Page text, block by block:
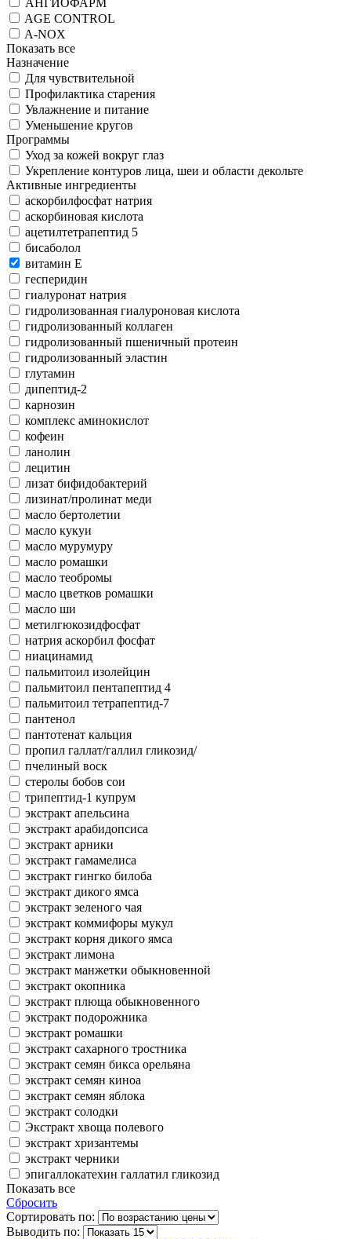
AGE CONTROL
A-NOX
Показать все
Назначение
Для чувствительной
Профилактика старения
Увлажнение и питание
Уменьшение кругов
Программы
Уход за кожей вокруг глаз
Укрепление контуров лица, шеи и области декольте
Активные ингредиенты
аскорбилфосфат натрия
аскорбиновая кислота
ацетилтетрапептид 5
бисаболол
витамин Е
гесперидин
гиалуронат натрия
гидролизованная гиалуроновая кислота
гидролизованный коллаген
гидролизованный пшеничный протеин
гидролизованный эластин
глутамин
дипептид-2
карнозин
комплекс аминокислот
кофеин
ланолин
лецитин
лизат бифидобактерий
лизинат/пролинат меди
масло бертолетии
масло кукуи
масло мурумуру
масло ромашки
масло теобромы
масло цветков ромашки
масло ши
метилгюкозидфосфат
натрия аскорбил фосфат
ниацинамид
пальмитоил изолейцин
пальмитоил пентапептид 4
пальмитоил тетрапептид-7
пантенол
пантотенат кальция
пропил галлат/галлил гликозид/
пчелиный воск
стеролы бобов сои
трипептид-1 купрум
экстракт апельсина
экстракт арабидопсиса
экстракт арники
экстракт гамамелиса
экстракт гингко билоба
экстракт дикого ямса
экстракт зеленого чая
экстракт коммифоры мукул
экстракт корня дикого ямса
экстракт лимона
экстракт манжетки обыкновенной
экстракт окопника
экстракт плюща обыкновенного
экстракт подорожника
экстракт ромашки
экстракт сахарного тростника
экстракт семян бикса орельяна
экстракт семян киноа
экстракт семян яблока
экстракт солодки
Экстракт хвоща полевого
экстракт хризантемы
экстракт черники
эпигаллокатехин галлатил гликозид
Показать все
Сбросить
Сортировать по:
Выводить по: